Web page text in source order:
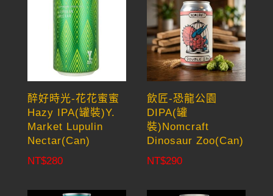
醉好時光-花花蜜蜜
Hazy IPA(罐裝)Y.
Market Lupulin
Nectar(Can)
NT$280
飲匠-恐龍公園
DIPA(罐
裝)Nomcraft
Dinosaur Zoo(Can)
NT$290